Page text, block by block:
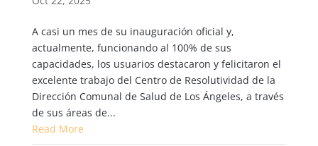
A casi un mes de su inauguración oficial y,
actualmente, funcionando al 100% de sus
capacidades, los usuarios destacaron y felicitaron el
excelente trabajo del Centro de Resolutividad de la
Dirección Comunal de Salud de Los Ángeles, a través
de sus áreas de...
Read More